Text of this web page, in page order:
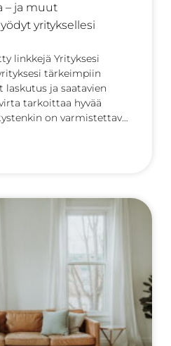
– ja muut
yrityksellesi
linkkejä Yrityksesi
tärkeimpiin
ja saatavien
tarkoittaa hyvää
on varmistettava,